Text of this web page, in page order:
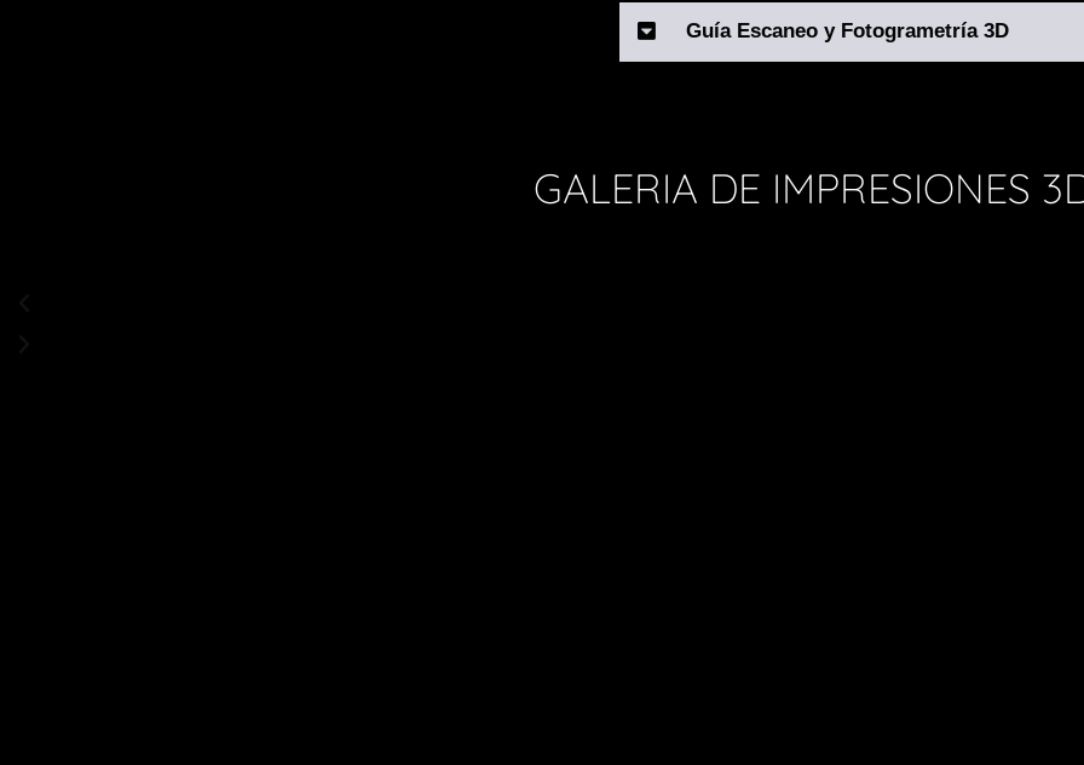
Guía Escaneo y Fotogrametría 3D
GALERIA DE IMPRESIONES